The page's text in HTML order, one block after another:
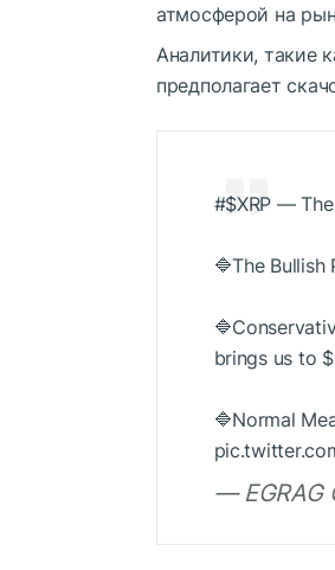
атмосферой на
Аналитики, такие
предполагает
#$XRP — The
🔷The
brings us to
🔷Normal
— EGRAG